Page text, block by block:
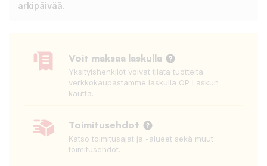
arkipäivää.
Voit maksaa laskulla
Yksityishenkilöt voivat tilata tuotteita
verkkokaupastamme laskulla OP Laskun
kautta.
Toimitusehdot
Katso toimitusajat ja -alueet sekä muut
toimitusehdot.